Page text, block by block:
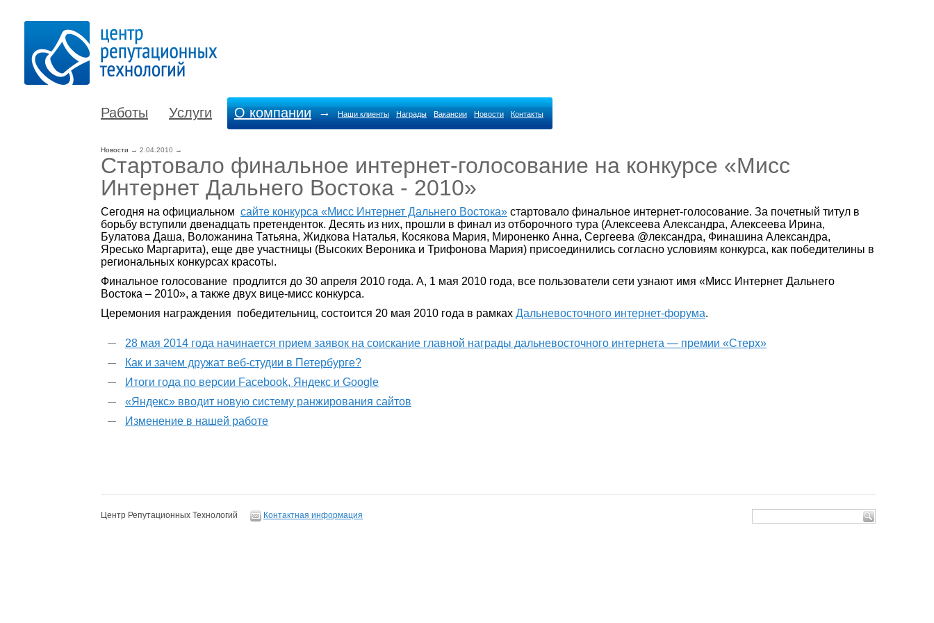
Работы Услуги О компании → Наши клиенты Награды Вакансии Новости Контакты
Новости → 2.04.2010 →
Стартовало финальное интернет-голосование на конкурсе «Мисс
Интернет Дальнего Востока - 2010»
Сегодня на официальном сайте конкурса «Мисс Интернет Дальнего Востока» стартовало финальное интернет-голосование. За почетный титул в
борьбу вступили двенадцать претенденток. Десять из них, прошли в финал из отборочного тура (Алексеева Александра, Алексеева Ирина,
Булатова Даша, Воложанина Татьяна, Жидкова Наталья, Косякова Мария, Мироненко Анна, Сергеева @лександра, Финашина Александра,
Яресько Маргарита), еще две участницы (Высоких Вероника и Трифонова Мария) присоединились согласно условиям конкурса, как победителины в
региональных конкурсах красоты.
Финальное голосование продлится до 30 апреля 2010 года. А, 1 мая 2010 года, все пользователи сети узнают имя «Мисс Интернет Дальнего
Востока – 2010», а также двух вице-мисс конкурса.
Церемония награждения победительниц, состоится 20 мая 2010 года в рамках Дальневосточного интернет-форума.
28 мая 2014 года начинается прием заявок на соискание главной награды дальневосточного интернета — премии «Стерх»
Как и зачем дружат веб-студии в Петербурге?
Итоги года по версии Facebook, Яндекс и Google
«Яндекс» вводит новую систему ранжирования сайтов
Изменение в нашей работе
Центр Репутационных Технологий Контактная информация